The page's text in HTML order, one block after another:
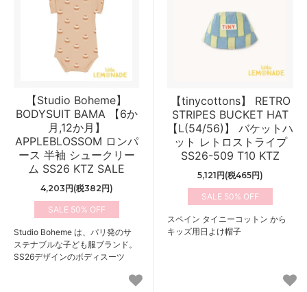
【Studio Boheme】
BODYSUIT BAMA 【6か
月,12か月】
APPLEBLOSSOM ロンパ
ース 半袖 シュークリー
ム SS26 KTZ SALE
4,203円(税382円)
50%
Studio Boheme は、パリ発のサ
ステナブルな子ども服ブランド。
SS26デザインのボディスーツ
【tinycottons】 RETRO
STRIPES BUCKET HAT
【L(54/56)】 バケットハ
ット レトロストライプ
SS26-509 T10 KTZ
5,121円(税465円)
50%
スペイン タイニーコットン から
キッズ用日よけ帽子